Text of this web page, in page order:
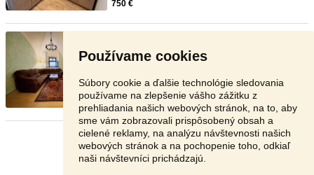
Používame cookies
Súbory cookie a ďalšie technológie sledovania
používame na zlepšenie vášho zážitku z
prehliadania našich webových stránok, na to, aby
sme vám zobrazovali prispôsobený obsah a
cielené reklamy, na analýzu návštevnosti našich
webových stránok a na pochopenie toho, odkiaľ
naši návštevníci prichádzajú.
750 €
2 izbovybyt v uplnom centre mesta Banska
Banská Štiavnica - 969 01
590 €
Stránka: 1 2 3 Ďalšia